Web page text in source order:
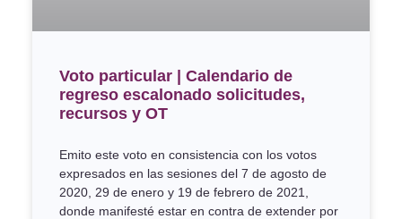
Voto particular | Calendario de
regreso escalonado solicitudes,
recursos y OT
Emito este voto en consistencia con los votos
expresados en las sesiones del 7 de agosto de
2020, 29 de enero y 19 de febrero de 2021,
donde manifesté estar en contra de extender por